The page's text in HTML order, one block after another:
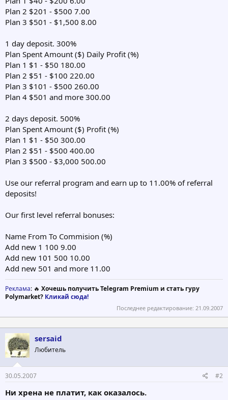
Plan 2 $201 - $500 7.00
Plan 3 $501 - $1,500 8.00
1 day deposit. 300%
Plan Spent Amount ($) Daily Profit (%)
Plan 1 $1 - $50 180.00
Plan 2 $51 - $100 220.00
Plan 3 $101 - $500 260.00
Plan 4 $501 and more 300.00
2 days deposit. 500%
Plan Spent Amount ($) Profit (%)
Plan 1 $1 - $50 300.00
Plan 2 $51 - $500 400.00
Plan 3 $500 - $3,000 500.00
Use our referral program and earn up to 11.00% of referral
deposits!
Our first level referral bonuses:
Name From To Commision (%)
Add new 1 100 9.00
Add new 101 500 10.00
Add new 501 and more 11.00
Реклама: 🔥 Хочешь получить Telegram Premium и стать гуру
Polymarket? Кликай сюда!
Последнее редактирование: 21.09.2007
sersaid
Любитель
30.05.2007 #2
Ни хрена не платит, как оказалось.